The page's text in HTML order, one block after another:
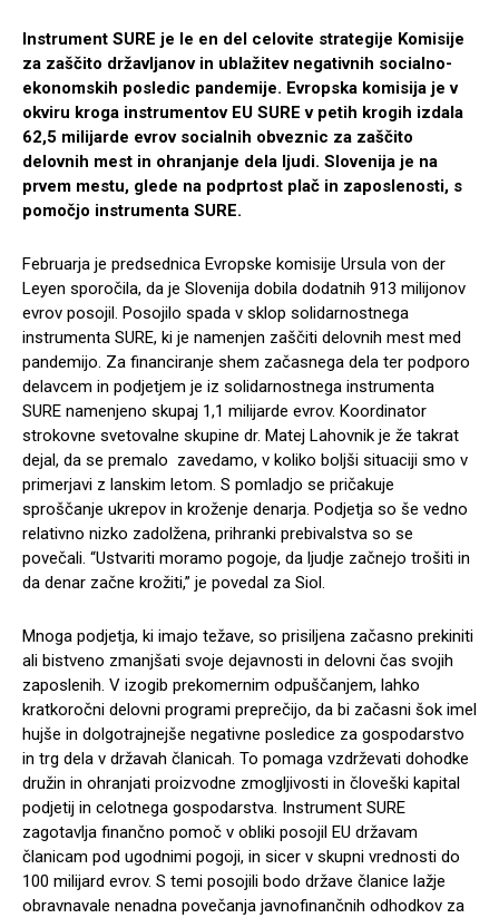
Instrument SURE je le en del celovite strategije Komisije
za zaščito državljanov in ublažitev negativnih socialno-
ekonomskih posledic pandemije. Evropska komisija je v
okviru kroga instrumentov EU SURE v petih krogih izdala
62,5 milijarde evrov socialnih obveznic za zaščito
delovnih mest in ohranjanje dela ljudi. Slovenija je na
prvem mestu, glede na podprtost plač in zaposlenosti, s
pomočjo instrumenta SURE.
Februarja je predsednica Evropske komisije Ursula von der
Leyen sporočila, da je Slovenija dobila dodatnih 913 milijonov
evrov posojil. Posojilo spada v sklop solidarnostnega
instrumenta SURE, ki je namenjen zaščiti delovnih mest med
pandemijo. Za financiranje shem začasnega dela ter podporo
delavcem in podjetjem je iz solidarnostnega instrumenta
SURE namenjeno skupaj 1,1 milijarde evrov. Koordinator
strokovne svetovalne skupine dr. Matej Lahovnik je že takrat
dejal, da se premalo zavedamo, v koliko boljši situaciji smo v
primerjavi z lanskim letom. S pomladjo se pričakuje
sproščanje ukrepov in kroženje denarja. Podjetja so še vedno
relativno nizko zadolžena, prihranki prebivalstva so se
povečali. “Ustvariti moramo pogoje, da ljudje začnejo trošiti in
da denar začne krožiti,” je povedal za Siol.
Mnoga podjetja, ki imajo težave, so prisiljena začasno prekiniti
ali bistveno zmanjšati svoje dejavnosti in delovni čas svojih
zaposlenih. V izogib prekomernim odpuščanjem, lahko
kratkoročni delovni programi preprečijo, da bi začasni šok imel
hujše in dolgotrajnejše negativne posledice za gospodarstvo
in trg dela v državah članicah. To pomaga vzdrževati dohodke
družin in ohranjati proizvodne zmogljivosti in človeški kapital
podjetij in celotnega gospodarstva. Instrument SURE
zagotavlja finančno pomoč v obliki posojil EU državam
članicam pod ugodnimi pogoji, in sicer v skupni vrednosti do
100 milijard evrov. S temi posojili bodo države članice lažje
obravnavale nenadna povečanja javnofinančnih odhodkov za